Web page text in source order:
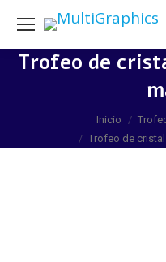
Trofeo de
Inicio
Trofeo de